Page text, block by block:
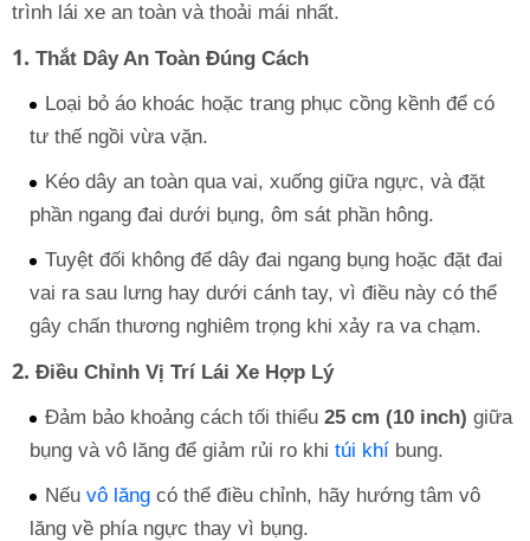
trình lái xe an toàn và thoải mái nhất.
1. Thắt Dây An Toàn Đúng Cách
Loại bỏ áo khoác hoặc trang phục cồng kềnh để có
tư thế ngồi vừa vặn.
Kéo dây an toàn qua vai, xuống giữa ngực, và đặt
phần ngang đai dưới bụng, ôm sát phần hông.
Tuyệt đối không để dây đai ngang bụng hoặc đặt đai
vai ra sau lưng hay dưới cánh tay, vì điều này có thể
gây chấn thương nghiêm trọng khi xảy ra va chạm.
2. Điều Chỉnh Vị Trí Lái Xe Hợp Lý
Đảm bảo khoảng cách tối thiểu 25 cm (10 inch) giữa
bụng và vô lăng để giảm rủi ro khi túi khí bung.
Nếu vô lăng có thể điều chỉnh, hãy hướng tâm vô
lăng về phía ngực thay vì bụng.